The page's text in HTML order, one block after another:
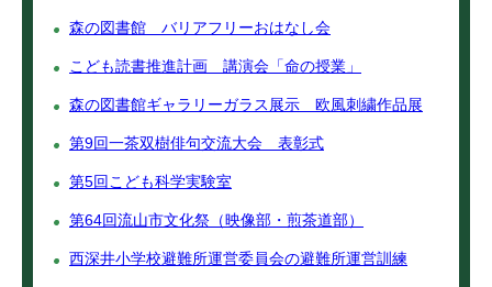
森の図書館 バリアフリーおはなし会
こども読書推進計画 講演会「命の授業」
森の図書館ギャラリーガラス展示 欧風刺繍作品展
第9回一茶双樹俳句交流大会 表彰式
第5回こども科学実験室
第64回流山市文化祭（映像部・煎茶道部）
西深井小学校避難所運営委員会の避難所運営訓練